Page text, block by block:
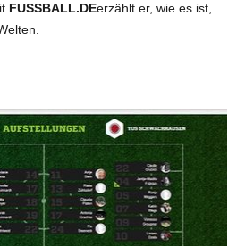
FUSSBALL.DEerzählt er, wie es ist,